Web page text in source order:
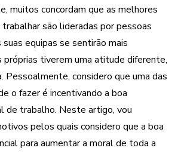
muitos concordam que as melhores
trabalhar são lideradas por pessoas
equipas se sentirão mais
próprias tiverem uma atitude diferente,
Pessoalmente, considero que uma das
o fazer é incentivando a boa
de trabalho. Neste artigo, vou
pelos quais considero que a boa
para aumentar a moral de toda a